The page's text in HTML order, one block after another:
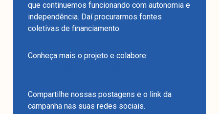
que continuemos funcionando com autonomia e
independência. Daí procurarmos fontes
coletivas de financiamento.
Conheça mais o projeto e colabore:
Compartilhe nossas postagens e o link da
campanha nas suas redes sociais.